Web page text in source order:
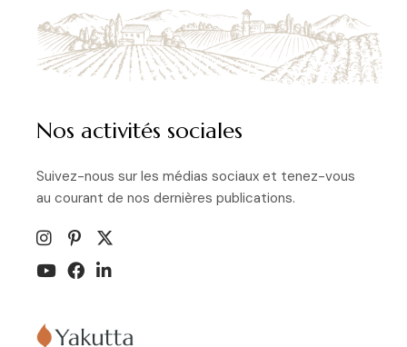
Nos activités sociales
Suivez-nous sur les médias sociaux et tenez-vous
au courant de nos dernières publications.